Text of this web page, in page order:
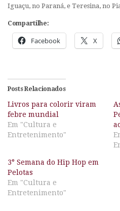
Iguaçu, no Paraná, e Teresina, no
Compartilhe:
Facebook X
Posts Relacionados
Livros para colorir viram
febre mundial
Em "Cultura e
Entretenimento"
3° Semana do Hip Hop em
Pelotas
Em "Cultura e
Entretenimento"